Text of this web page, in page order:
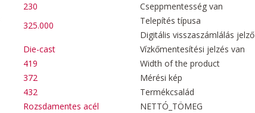
230 Cseppmentesség van
325.000 Telepítés típusa
Digitális visszaszámlálás jelző
Die-cast Vízkőmentesítési jelzés van
419 Width of the product
372 Mérési kép
432 Termékcsalád
Rozsdamentes acél NETTÓ_TÖMEG